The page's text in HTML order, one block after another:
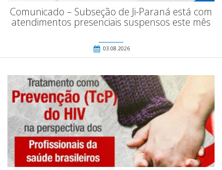
Comunicado – Subseção de Ji-Paraná está com
atendimentos presenciais suspensos este mês
03.08.2026